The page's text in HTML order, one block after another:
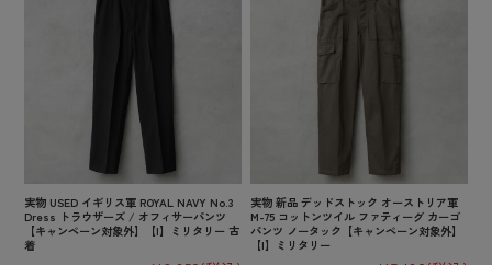
実物 USED イギリス軍 ROYAL NAVY No.3
Dress トラウザーズ / オフィサーパンツ
【キャンペーン対象外】【I】ミリタリー 古
着
実物 新品 デッドストック オーストリア軍
M-75 コットンツイル ファティーグ カーゴ
パンツ ノータック【キャンペーン対象外】
【I】ミリタリー